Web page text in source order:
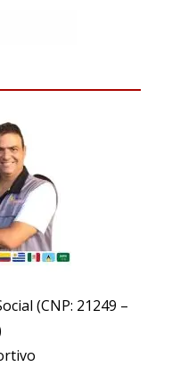
(CNP: 21249 –